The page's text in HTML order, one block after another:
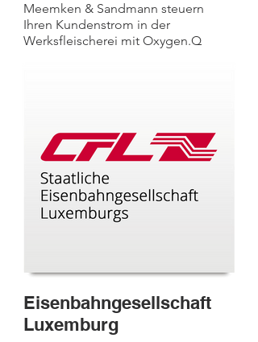
Meemken & Sandmann steuern
Ihren Kundenstrom in der
Werksfleischerei mit Oxygen.Q
Eisenbahngesellschaft
Luxemburg